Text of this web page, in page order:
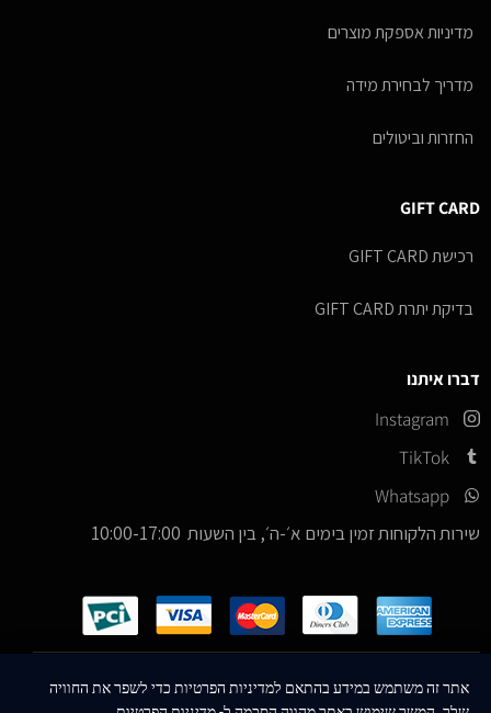
מדיניות אספקת מוצרים
מדריך לבחירת מידה
החזרות וביטולים
GIFT CARD
רכישת GIFT CARD
בדיקת יתרת GIFT CARD
דברו איתנו
Instagram
TikTok
Whatsapp
שירות הלקוחות זמין בימים א׳-ה׳, בין השעות 10:00-17:00
כל הזכויות שמורות – ICE Sneakers© 2026
אתר זה משתמש במידע בהתאם למדיניות הפרטיות כדי לשפר את החוויה